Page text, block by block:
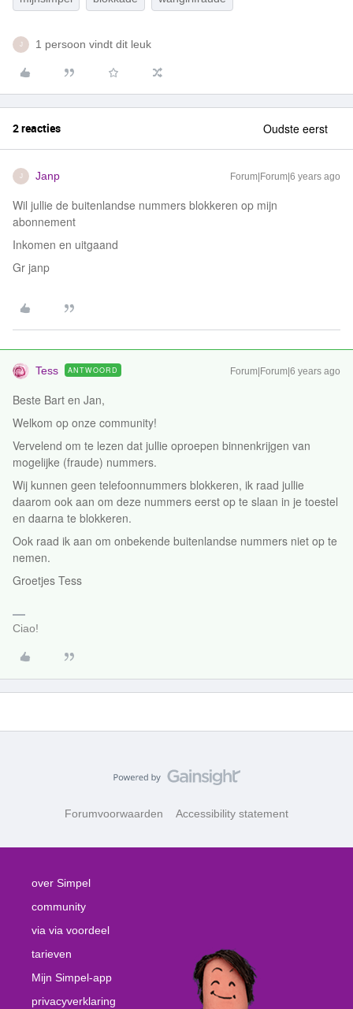
J 1 persoon vindt dit leuk
2 reacties Oudste eerst
J Janp Forum|Forum|6 years ago
Wil jullie de buitenlandse nummers blokkeren op mijn
abonnement
Inkomen en uitgaand
Gr janp
Tess ANTWOORD Forum|Forum|6 years ago
Beste Bart en Jan,
Welkom op onze community!
Vervelend om te lezen dat jullie oproepen binnenkrijgen van
mogelijke (fraude) nummers.
Wij kunnen geen telefoonnummers blokkeren, ik raad jullie
daarom ook aan om deze nummers eerst op te slaan in je toestel
en daarna te blokkeren.
Ook raad ik aan om onbekende buitenlandse nummers niet op te
nemen.
Groetjes Tess
Ciao!
Forumvoorwaarden Accessibility statement
over Simpel
community
via via voordeel
tarieven
Mijn Simpel-app
privacyverklaring